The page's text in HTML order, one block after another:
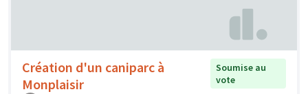
Création d'un caniparc à
Monplaisir
Soumise au
vote